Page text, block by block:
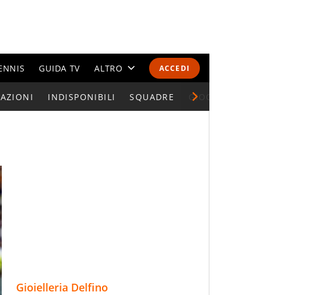
ACCEDI
GUIDA TV ALTRO
CALENDARI E CLASSIFICHE
INDISPONIBILI SQUADRE GIOCATORI SERIE A
Gioielleria Delfino